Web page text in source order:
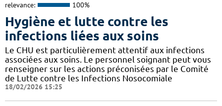
relevance: 100%
Hygiène et lutte contre les
infections liées aux soins
Le CHU est particulièrement attentif aux infections
associées aux soins. Le personnel soignant peut vous
renseigner sur les actions préconisées par le Comité
de Lutte contre les Infections Nosocomiale
18/02/2026 15:25